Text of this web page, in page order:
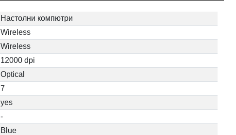
Настолни компютри
Wireless
Wireless
12000 dpi
Optical
7
yes
-
Blue